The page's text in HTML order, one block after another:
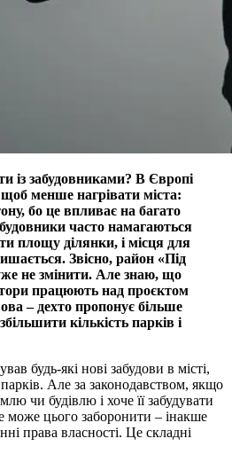
із забудовниками? В Європі
менше нагрівати міста:
бо це впливає на багато
часто намагаються
площу ділянки, і місця для
Звісно, район «Під
не змінити. Але знаю, що
працюють над проєктом
– дехто пропонує більше
кількість парків і
будь-які нові забудови в місті,
Але за законодавством, якщо
чи будівлю і хоче її забудувати
може цього заборонити – інакше
права власності. Це складні